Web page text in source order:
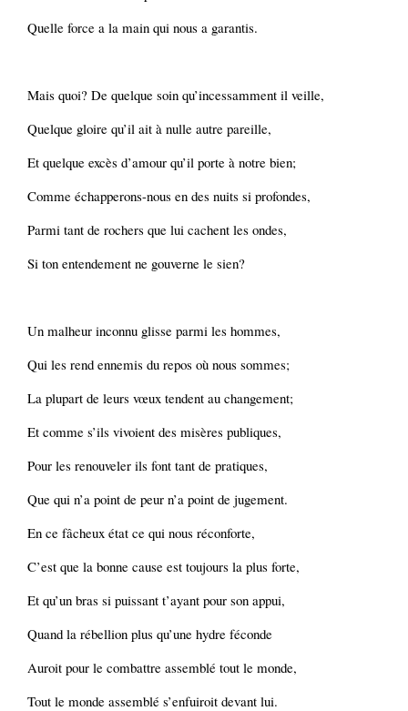
Quelle force a la main qui nous a garantis.
Mais quoi? De quelque soin qu’incessamment il veille,
Quelque gloire qu’il ait à nulle autre pareille,
Et quelque excès d’amour qu’il porte à notre bien;
Comme échapperons-nous en des nuits si profondes,
Parmi tant de rochers que lui cachent les ondes,
Si ton entendement ne gouverne le sien?
Un malheur inconnu glisse parmi les hommes,
Qui les rend ennemis du repos où nous sommes;
La plupart de leurs vœux tendent au changement;
Et comme s’ils vivoient des misères publiques,
Pour les renouveler ils font tant de pratiques,
Que qui n’a point de peur n’a point de jugement.
En ce fâcheux état ce qui nous réconforte,
C’est que la bonne cause est toujours la plus forte,
Et qu’un bras si puissant t’ayant pour son appui,
Quand la rébellion plus qu’une hydre féconde
Auroit pour le combattre assemblé tout le monde,
Tout le monde assemblé s’enfuiroit devant lui.